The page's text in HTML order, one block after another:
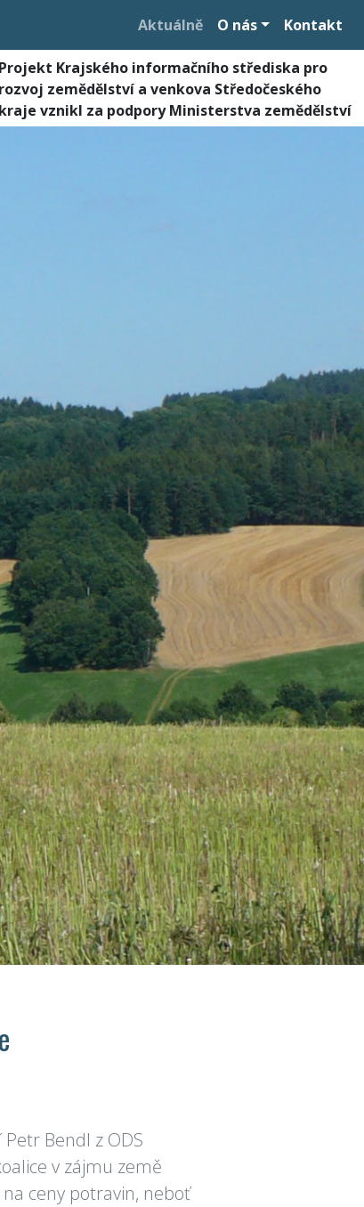
Aktuálně O nás Kontakt
Projekt Krajského informačního střediska pro
rozvoj zemědělství a venkova Středočeského
kraje vznikl za podpory Ministerstva zemědělství
Bendl z ODS
v zájmu země
ceny potravin, neboť